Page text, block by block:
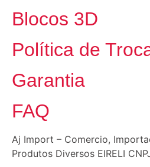
Blocos 3D
Política de
Garantia
FAQ
Aj Import – Comercio,
Produtos Diversos EIRELI